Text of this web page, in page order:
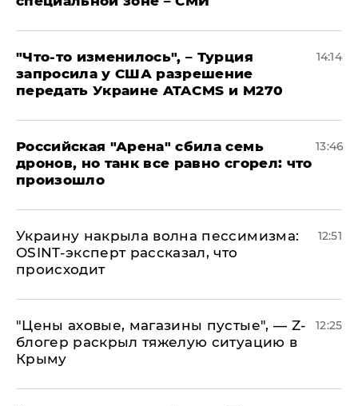
​"Что-то изменилось", – Турция
запросила у США разрешение
передать Украине ATACMS и M270
14:14
​Российская "Арена" сбила семь
дронов, но танк все равно сгорел: что
произошло
13:46
​Украину накрыла волна пессимизма:
OSINT-эксперт рассказал, что
происходит
12:51
​"Цены аховые, магазины пустые", — Z-
блогер раскрыл тяжелую ситуацию в
Крыму
12:25